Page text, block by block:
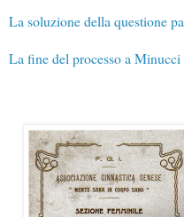
La soluzione della questione
La fine del processo a Minucci